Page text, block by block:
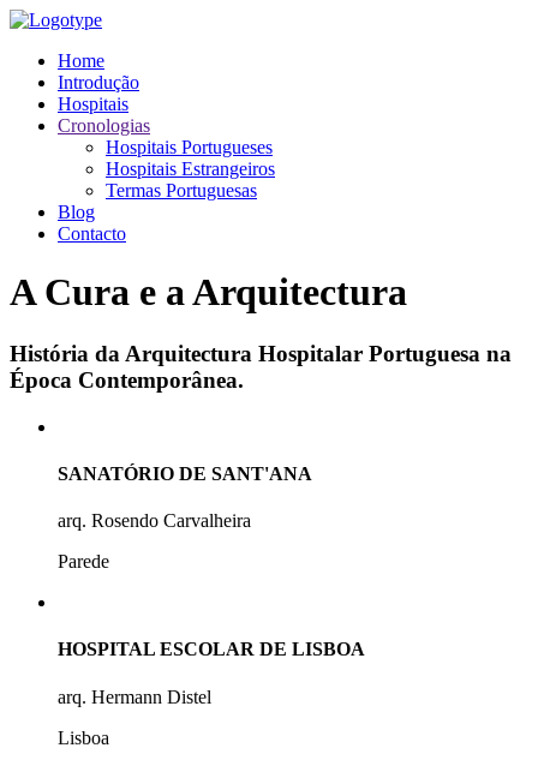
Home
Introdução
Hospitais
Cronologias
Hospitais Portugueses
Hospitais Estrangeiros
Termas Portuguesas
Blog
Contacto
A Cura e a Arquitectura
História da Arquitectura Hospitalar Portuguesa na
Época Contemporânea.
SANATÓRIO DE SANT'ANA
arq. Rosendo Carvalheira
Parede
HOSPITAL ESCOLAR DE LISBOA
arq. Hermann Distel
Lisboa